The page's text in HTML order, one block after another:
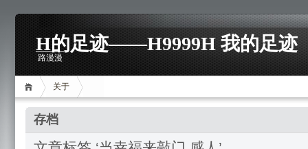
H的足迹——H9999H 我的足迹
路漫漫
关于
存档